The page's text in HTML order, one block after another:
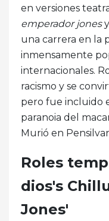
en versiones
emperador jonesy
una carrera en la
inmensamente
internacionales.
racismo y se
pero fue incluido
paranoia del
Murió en
Roles
dios's
Jones'